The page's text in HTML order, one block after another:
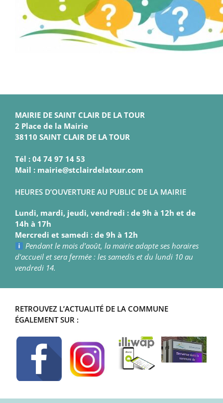
MAIRIE DE SAINT CLAIR DE LA TOUR
2 Place de la Mairie
38110 SAINT CLAIR DE LA TOUR
Tél : 04 74 97 14 53
Mail : mairie@stclairdelatour.com
HEURES D’OUVERTURE AU PUBLIC DE LA MAIRIE
Lundi, mardi, jeudi, vendredi : de 9h à 12h et de
14h à 17h
Mercredi et samedi : de 9h à 12h
Pendant le mois d’août, la mairie adapte ses horaires
d’accueil et sera fermée : les samedis et du lundi 10 au
vendredi 14.
RETROUVEZ L’ACTUALITÉ DE LA COMMUNE
ÉGALEMENT SUR :